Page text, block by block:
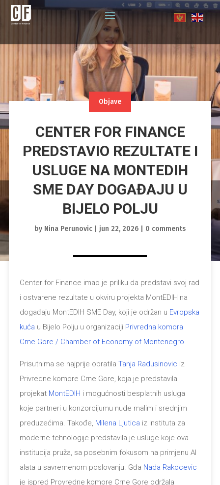
Objave
CENTER FOR FINANCE
PREDSTAVIO REZULTATE I
USLUGE NA MONTEDIH
SME DAY DOGAĐAJU U
BIJELO POLJU
by Nina Perunovic jun 22, 2026 0 comments
Center for Finance imao je priliku da predstavi svoj rad
i ostvarene rezultate u okviru projekta MontEDIH na
događaju MontEDIH SME Day, koji je održan u Evropska
kuća u Bijelo Polju u organizaciji Privredna komora
Crne Gore / Chamber of Economy of Montenegro
Prisutnima se najprije obratilaTanja Radusinovic iz
Privredne komore Crne Gore, koja je predstavila
projekat MontEDIH i mogućnosti besplatnih usluga
koje partneri u konzorcijumu nude malim i srednjim
preduzećima. Takođe, Milena Ljutica iz Instituta za
moderne tehnologije predstavila je usluge koje ova
institucija pruža, sa posebnim fokusom na primjenu AI
alata u savremenom poslovanju. Gđa Nada Rakocevic
je ispred Provredne komore Crne Gore održala